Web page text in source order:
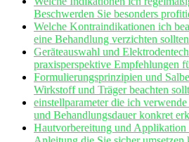
⁣Beschwerden Sie ‍besonders
Welche‍ Kontraindikationen ich
eine ​Behandlung verzichten sollten
Geräteauswahl ​und
praxisperspektive Empfehlungen
Formulierungsprinzipien und⁢
Wirkstoff und Träger beachten
einstellparameter ⁢die ich
und Behandlungsdauer ​konkret
Hautvorbereitung und